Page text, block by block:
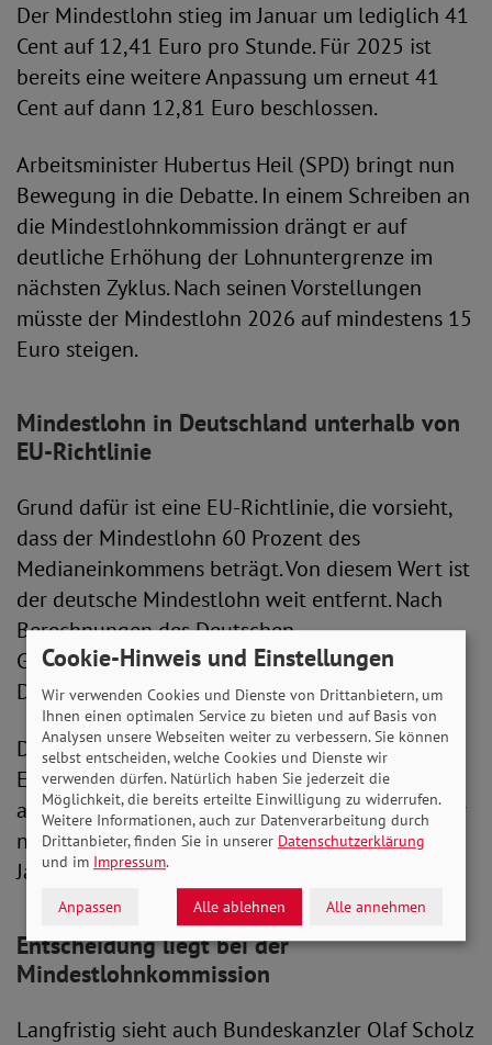
Der Mindestlohn stieg im Januar um lediglich 41
Cent auf 12,41 Euro pro Stunde. Für 2025 ist
bereits eine weitere Anpassung um erneut 41
Cent auf dann 12,81 Euro beschlossen.
Arbeitsminister Hubertus Heil (SPD) bringt nun
Bewegung in die Debatte. In einem Schreiben an
die Mindestlohnkommission drängt er auf
deutliche Erhöhung der Lohnuntergrenze im
nächsten Zyklus. Nach seinen Vorstellungen
müsste der Mindestlohn 2026 auf mindestens 15
Euro steigen.
Mindestlohn in Deutschland unterhalb von
EU-Richtlinie
Grund dafür ist eine EU-Richtlinie, die vorsieht,
dass der Mindestlohn 60 Prozent des
Medianeinkommens beträgt. Von diesem Wert ist
der deutsche Mindestlohn weit entfernt. Nach
Berechnungen des Deutschen
Gewerkschaftsbundes (DGB) wären das in
Deutschland aktuell 15,27 Euro.
Der SoVD plädiert ebenfalls für eine spürbare
Erhöhung des Mindestlohns auf ein
angemessenes Niveau von 15,02 Euro. Und zwar
nicht erst 2026, sondern bereits im nächsten
Jahr.
Entscheidung liegt bei der
Mindestlohnkommission
Langfristig sieht auch Bundeskanzler Olaf Scholz
Cookie-Hinweis und Einstellungen
Wir verwenden Cookies und Dienste von Drittanbietern, um
Ihnen einen optimalen Service zu bieten und auf Basis von
Analysen unsere Webseiten weiter zu verbessern. Sie können
selbst entscheiden, welche Cookies und Dienste wir
verwenden dürfen. Natürlich haben Sie jederzeit die
Möglichkeit, die bereits erteilte Einwilligung zu widerrufen.
Weitere Informationen, auch zur Datenverarbeitung durch
Drittanbieter, finden Sie in unserer Datenschutzerklärung
und im Impressum.
Anpassen Alle ablehnen Alle annehmen